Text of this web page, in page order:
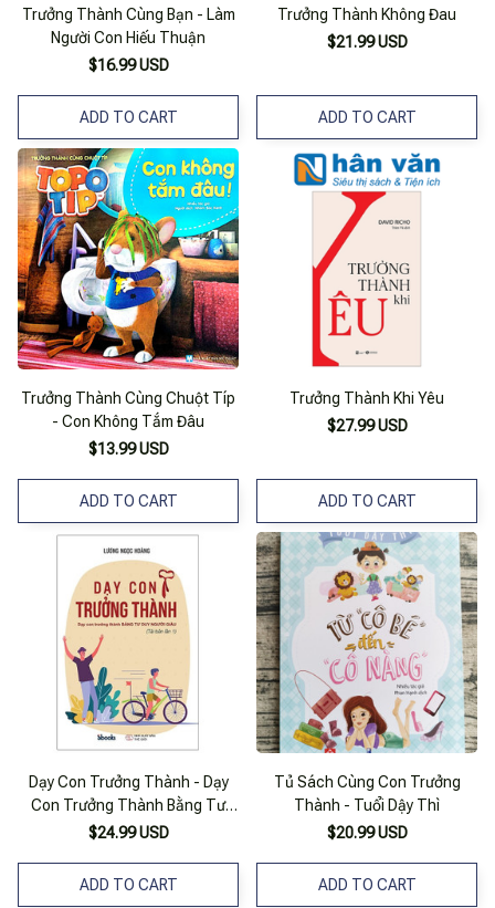
Trưởng Thành Cùng Bạn - Làm
Người Con Hiếu Thuận
$16.99 USD
ADD TO CART
Trưởng Thành Không Đau
$21.99 USD
ADD TO CART
Trưởng Thành Cùng Chuột Típ
- Con Không Tắm Đâu
$13.99 USD
ADD TO CART
Trưởng Thành Khi Yêu
$27.99 USD
ADD TO CART
Dạy Con Trưởng Thành - Dạy
Con Trưởng Thành Bằng Tư
Duy Người Giàu
$24.99 USD
ADD TO CART
Tủ Sách Cùng Con Trưởng
Thành - Tuổi Dậy Thì
$20.99 USD
ADD TO CART